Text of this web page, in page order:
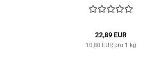
22,89 EUR
10,80 EUR pro 1 kg